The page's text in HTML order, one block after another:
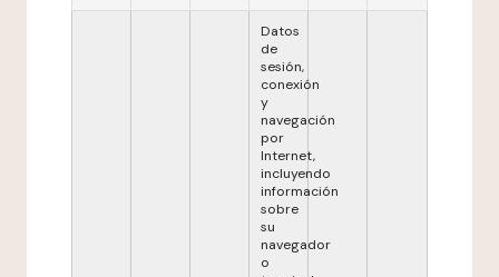
Datos
de
sesión,
conexión
y
navegación
por
Internet,
incluyendo
información
sobre
su
navegador
o